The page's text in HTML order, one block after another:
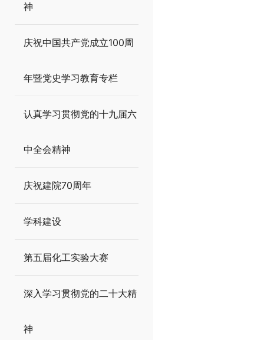
神
庆祝中国共产党成立100周
年暨党史学习教育专栏
认真学习贯彻党的十九届六
中全会精神
庆祝建院70周年
学科建设
第五届化工实验大赛
深入学习贯彻党的二十大精
神